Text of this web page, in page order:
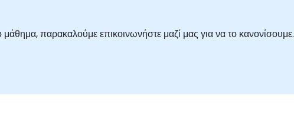
παρακαλούμε επικοινωνήστε μαζί μας για να το κανονίσουμε.